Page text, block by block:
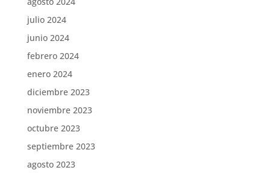
julio 2024
junio 2024
febrero 2024
enero 2024
diciembre 2023
noviembre 2023
octubre 2023
septiembre 2023
agosto 2023